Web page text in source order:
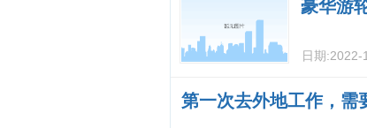
豪华游
日期:2022-
第一次去外地工作，需